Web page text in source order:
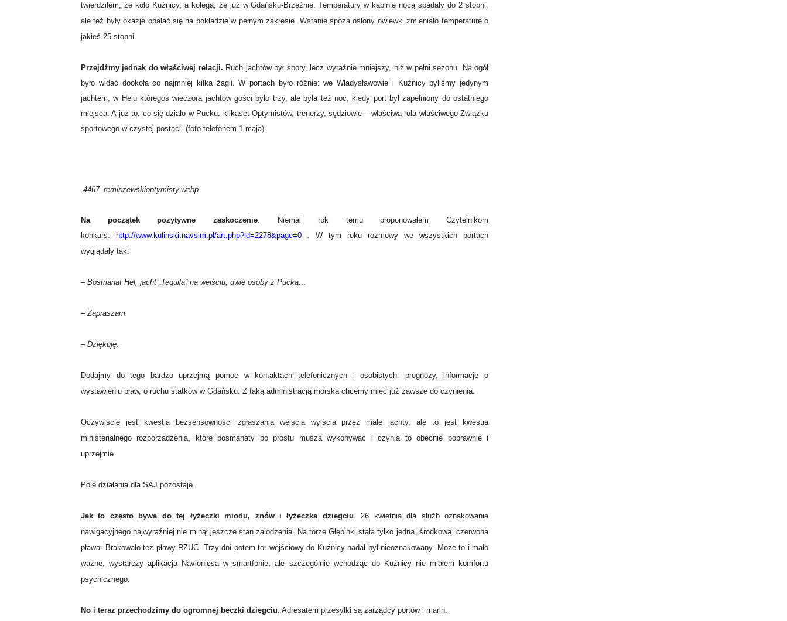
twierdziłem, że koło Kuźnicy, a kolega, że już w Gdańsku-Brzeźnie. Temperatury w kabinie nocą spadały do 2 stopni,
ale też były okazje opalać się na pokładzie w pełnym zakresie. Wstanie spoza osłony owiewki zmieniało temperaturę o
jakieś 25 stopni.
Przejdźmy jednak do właściwej relacji. Ruch jachtów był spory, lecz wyraźnie mniejszy, niż w pełni sezonu. Na ogół
było widać dookoła co najmniej kilka żagli. W portach było różnie: we Władysławowie i Kuźnicy byliśmy jedynym
jachtem, w Helu któregoś wieczora jachtów gości było trzy, ale była też noc, kiedy port był zapełniony do ostatniego
miejsca. A już to, co się działo w Pucku: kilkaset Optymistów, trenerzy, sędziowie – właściwa rola właściwego Związku
sportowego w czystej postaci. (foto telefonem 1 maja).
.4467_remiszewskioptymisty.webp
Na początek pozytywne zaskoczenie. Niemal rok temu proponowałem Czytelnikom
konkurs:
http://www.kulinski.navsim.pl/art.php?id=2278&page=0 . W tym roku rozmowy we wszystkich portach
wyglądały tak:
– Bosmanat Hel, jacht „Tequila” na wejściu, dwie osoby z Pucka…
– Zapraszam.
– Dziękuję.
Dodajmy do tego bardzo uprzejmą pomoc w kontaktach telefonicznych i osobistych: prognozy, informacje o
wystawieniu pław, o ruchu statków w Gdańsku. Z taką administracją morską chcemy mieć już zawsze do czynienia.
Oczywiście jest kwestia bezsensowności zgłaszania wejścia wyjścia przez małe jachty, ale to jest kwestia
ministerialnego rozporządzenia, które bosmanaty po prostu muszą wykonywać i czynią to obecnie poprawnie i
uprzejmie.
Pole działania dla SAJ pozostaje.
Jak to często bywa do tej łyżeczki miodu, znów i łyżeczka dziegciu. 26 kwietnia dla służb oznakowania
nawigacyjnego najwyraźniej nie minął jeszcze stan zalodzenia. Na torze Głębinki stała tylko jedna, środkowa, czerwona
pława. Brakowało też pławy RZUC. Trzy dni potem tor wejściowy do Kuźnicy nadal był nieoznakowany. Może to i mało
ważne, wystarczy aplikacja Navionicsa w smartfonie, ale szczególnie wchodząc do Kuźnicy nie miałem komfortu
psychicznego.
No i teraz przechodzimy do ogromnej beczki dziegciu. Adresatem przesyłki są zarządcy portów i marin.